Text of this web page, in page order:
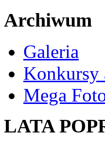
Archiwum
Galeria
Konkursy
Mega
LATA